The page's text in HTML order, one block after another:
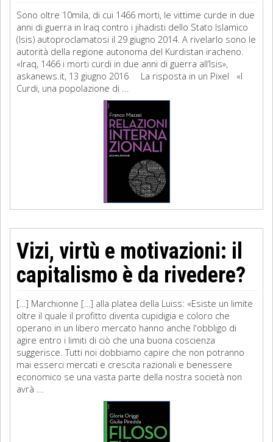
Sono oltre 10mila, di cui 1466 morti, le vittime curde in due
anni di guerra in Iraq contro i jihadisti dello Stato Islamico
(Isis) autoproclamatosi il 29 giugno 2014. A rivelarlo sono le
autorità della regione autonoma del Kurdistan iracheno.
«Iraq, 1466 i morti curdi in due anni di guerra all’Isis»,
askanews.it, 13 giugno 2016 La risposta in un Pixel «I
Curdi, una popolazione di ...
Vizi, virtù e motivazioni: il
capitalismo è da rivedere?
[…] Marchionne […] alla platea della Luiss: «Esiste un limite
oltre il quale il profitto diventa cupidigia e coloro che
operano in un libero mercato hanno anche l'obbligo di
agire entro i limiti di ciò che una buona coscienza
suggerisce. Tutti noi dobbiamo capire che non potranno
mai esserci mercati e crescita razionali e benessere
economico se una vasta parte della nostra società non
avrà ...